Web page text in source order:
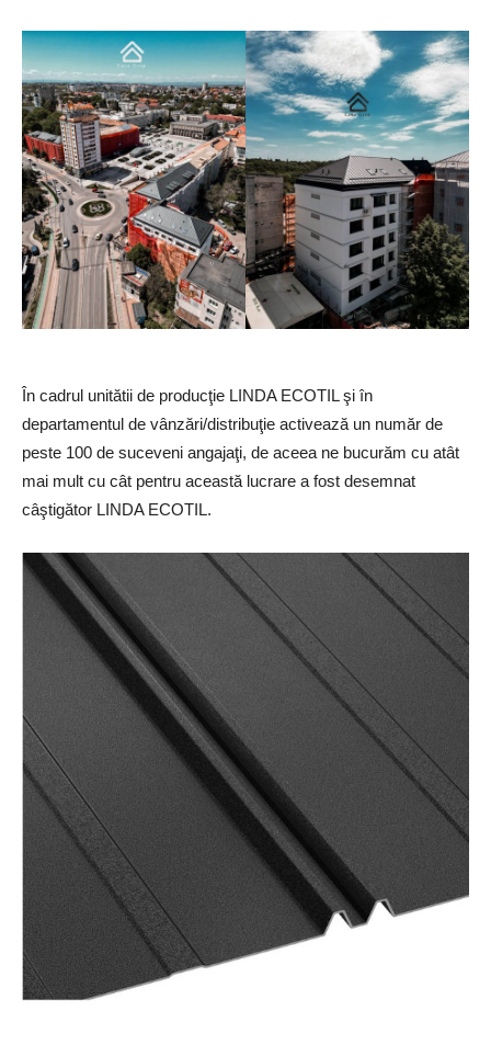
În cadrul unitătii de producţie LINDA ECOTIL şi în
departamentul de vânzări/distribuţie activează un număr de
peste 100 de suceveni angajaţi, de aceea ne bucurăm cu atât
mai mult cu cât pentru această lucrare a fost desemnat
câştigător LINDA ECOTIL.